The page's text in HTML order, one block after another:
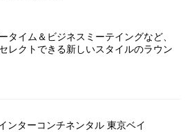
タイム＆ビジネスミーテイングなど、
レクトできる新しいスタイルのラウン
ンターコンチネンタル 東京ベイ